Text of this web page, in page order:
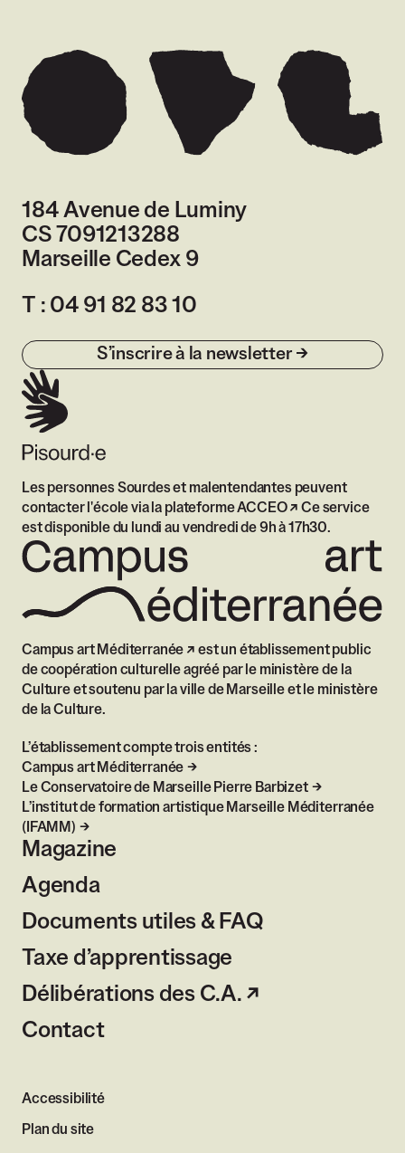
184 Avenue de Luminy
CS 7091213288
Marseille Cedex 9France
T : 04 91 82 83 10
S’inscrire à la newsletter
Magazine
Agenda
Documents utiles & FAQ
Taxe d’apprentissage
Délibérations des C.A.
Contact
Campus art Méditerranée
est un établissement public
de coopération culturelle agréé par le ministère de la
Culture et soutenu par la ville de Marseille et le ministère
de la Culture.
L’établissement compte trois entités :
Campus art Méditerranée
Le Conservatoire de Marseille Pierre Barbizet
L’institut de formation artistique Marseille Méditerranée
(IFAMM)
Les personnes Sourdes et malentendantes peuvent
contacter l'école via la plateforme ACCEO
Ce service
est disponible du lundi au vendredi de 9h à 17h30.
Accessibilité
Plan du site